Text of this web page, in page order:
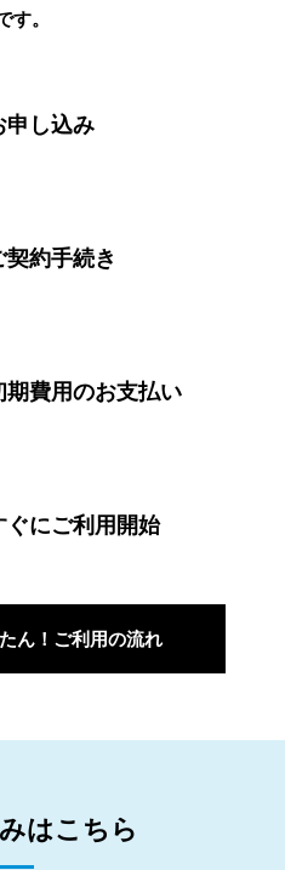
す。
申し込み
契約手続き
期費用のお支払い
ぐにご利用開始
ん！ご利用の流れ
はこちら